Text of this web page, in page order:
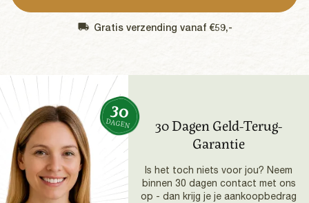
Gratis verzending vanaf €59,-
30
DAGEN
30 Dagen Geld-Terug-
Garantie
Is het toch niets voor jou? Neem
binnen 30 dagen contact met ons
op - dan krijg je je aankoopbedrag